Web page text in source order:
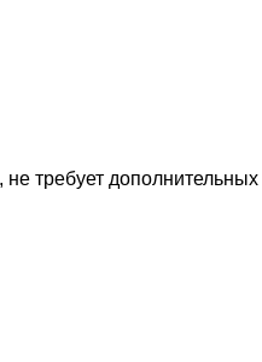
требует